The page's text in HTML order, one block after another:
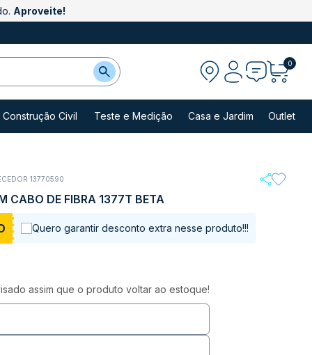
Aproveite!
0
Construção Civil Teste e Medição Casa e Jardim Outlet
13770590
CABO DE FIBRA 1377T BETA
Quero garantir desconto extra nesse produto!!!
assim que o produto voltar ao estoque!